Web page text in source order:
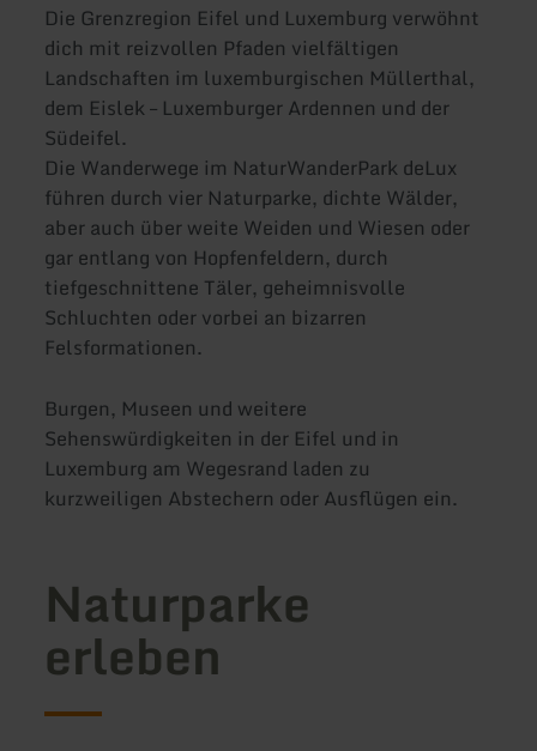
Die Grenzregion Eifel und Luxemburg verwöhnt
dich mit reizvollen Pfaden vielfältigen
Landschaften im luxemburgischen Müllerthal,
dem Eislek – Luxemburger Ardennen und der
Südeifel.
Die Wanderwege im NaturWanderPark deLux
führen durch vier Naturparke, dichte Wälder,
aber auch über weite Weiden und Wiesen oder
gar entlang von Hopfenfeldern, durch
tiefgeschnittene Täler, geheimnisvolle
Schluchten oder vorbei an bizarren
Felsformationen.
Burgen, Museen und weitere
Sehenswürdigkeiten in der Eifel und in
Luxemburg am Wegesrand laden zu
kurzweiligen Abstechern oder Ausflügen ein.
Naturparke
erleben